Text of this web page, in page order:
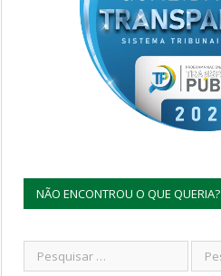
NÃO ENCONTROU O QUE QUERIA?